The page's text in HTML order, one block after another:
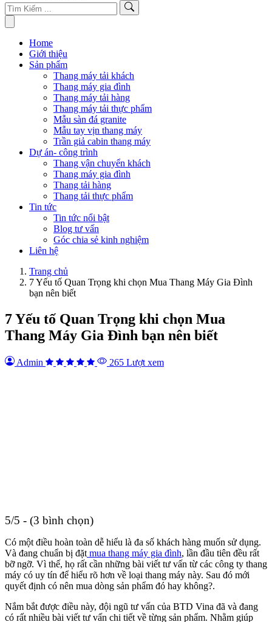
Home
Giới thiệu
Sản phẩm
Thang máy tải khách
Thang máy gia đình
Thang máy tải hàng
Thang máy tải thực phẩm
Mẫu sàn đá granite
Mẫu tay vịn thang máy
Trần giả cabin thang máy
Dự án- công trình
Thang vận chuyển khách
Thang máy gia đình
Thang tải hàng
Thang tải thực phẩm
Tin tức
Tin tức nổi bật
Blog tư vấn
Góc chia sẻ kinh nghiệm
Liên hệ
Trang chủ
7 Yếu tố Quan Trọng khi chọn Mua Thang Máy Gia Đình
bạn nên biết
7 Yếu tố Quan Trọng khi chọn Mua
Thang Máy Gia Đình bạn nên biết
Admin 265 Lượt xem
5/5 - (3 bình chọn)
Có một điều hoàn toàn dễ hiểu là đa số khách hàng muốn sử dụng.
Và đang chuẩn bị đặt mua thang máy gia đình, lần đầu tiên đều rất
bỡ ngỡ. Vì thế, họ rất cần những bài viết tư vấn từ các công ty thang
máy có uy tín để hiểu rõ hơn về loại thang máy này. Sau đó mới
quyết định có nên mua dòng sản phẩm đó hay không?.
Nắm bắt được điều này, đội ngũ tư vấn của BTD Vina đã và đang
có rất nhiều bài viết tư vấn chi tiết về từng sản phẩm. Nhằm giúp